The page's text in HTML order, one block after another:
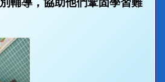
輔導，協助他們鞏固學習難